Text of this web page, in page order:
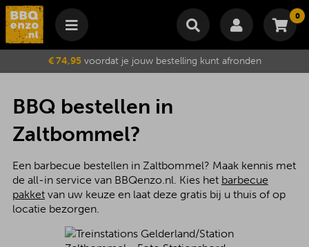
0
Winkelmand
Je winkelwagen is momenteel leeg.
Subtotaal €
Wijzig winkelmand
€ 74,95voordat je jouw bestelling kunt afronden
BBQ bestellen in
Zaltbommel?
Een barbecue bestellen in Zaltbommel? Maak kennis met
de all-in service van BBQenzo.nl. Kies het barbecue
pakketvan uw keuze en laat deze gratis bij u thuis of op
locatie bezorgen.